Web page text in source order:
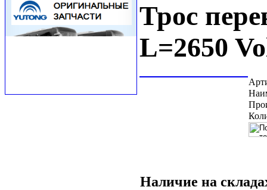
Трос
L=2650
Наличие на